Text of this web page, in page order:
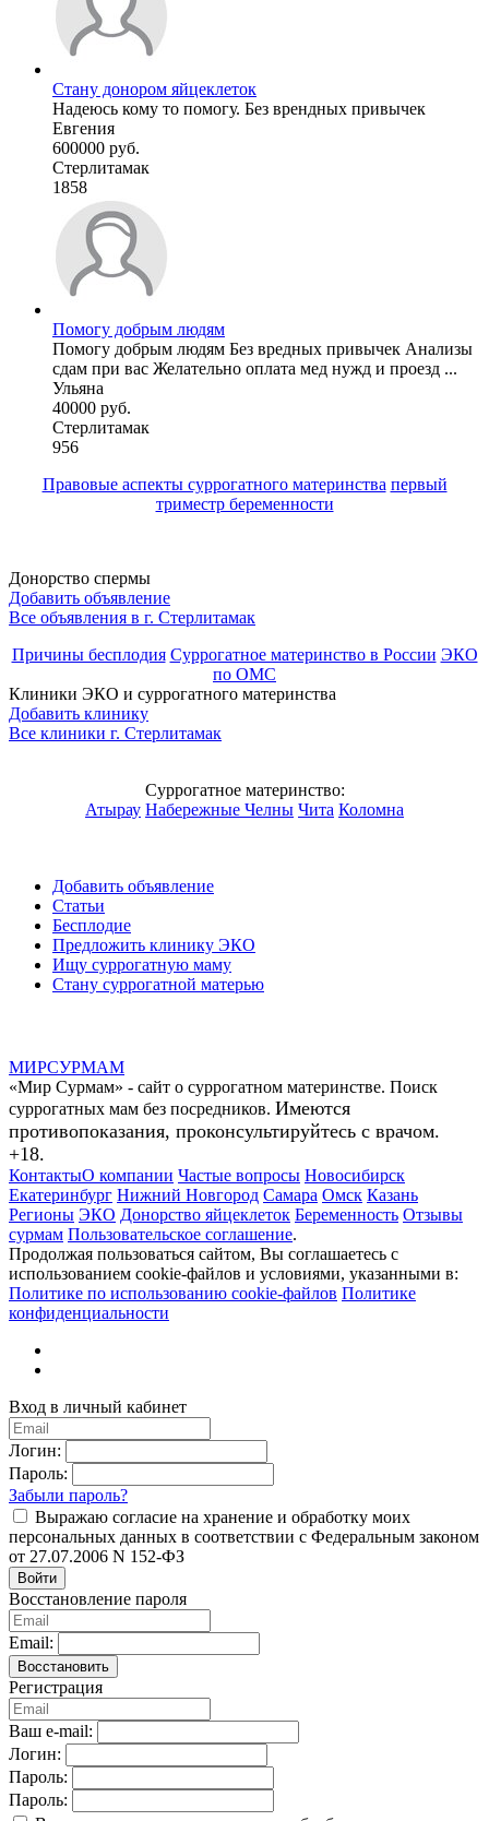
Стану донором яйцеклеток
Надеюсь кому то помогу. Без врендных привычек
Евгения
600000 руб.
Стерлитамак
1858
Помогу добрым людям
Помогу добрым людям Без вредных привычек Анализы
сдам при вас Желательно оплата мед нужд и проезд ...
Ульяна
40000 руб.
Стерлитамак
956
Правовые аспекты суррогатного материнства первый
триместр беременности
Донорство спермы
Добавить объявление
Все объявления в г. Стерлитамак
Причины бесплодия Суррогатное материнство в России ЭКО
по ОМС
Клиники ЭКО и суррогатного материнства
Добавить клинику
Все клиники г. Стерлитамак
Суррогатное материнство:
Атырау Набережные Челны Чита Коломна
Добавить объявление
Статьи
Бесплодие
Предложить клинику ЭКО
Ищу суррогатную маму
Стану суррогатной матерью
МИРСУРМАМ
«Мир Сурмам» - сайт о суррогатном материнстве. Поиск
суррогатных мам без посредников. Имеются
противопоказания, проконсультируйтесь с врачом.
+18.
КонтактыО компании Частые вопросы Новосибирск
Екатеринбург Нижний Новгород Самара Омск Казань
Регионы ЭКО Донорство яйцеклеток Беременность Отзывы
сурмам Пользовательское соглашение.
Продолжая пользоваться сайтом, Вы соглашаетесь с
использованием cookie-файлов и условиями, указанными в:
Политике по использованию cookie-файлов Политике
конфиденциальности
Вход в личный кабинет
Логин:
Пароль:
Забыли пароль?
Выражаю согласие на хранение и обработку моих
персональных данных в соответствии с Федеральным законом
от 27.07.2006 N 152-ФЗ
Войти
Восстановление пароля
Email:
Восстановить
Регистрация
Ваш e-mail:
Логин:
Пароль:
Пароль: